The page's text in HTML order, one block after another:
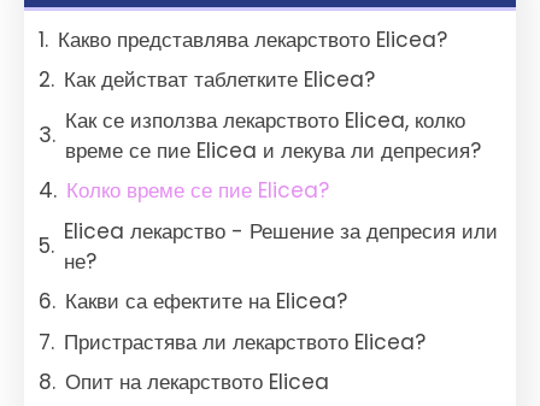
Какво представлява лекарството Elicea?
Как действат таблетките Elicea?
Как се използва лекарството Elicea, колко
време се пие Elicea и лекува ли депресия?
Колко време се пие Elicea?
Elicea лекарство - Решение за депресия или
не?
Какви са ефектите на Elicea?
Пристрастява ли лекарството Elicea?
Опит на лекарството Elicea